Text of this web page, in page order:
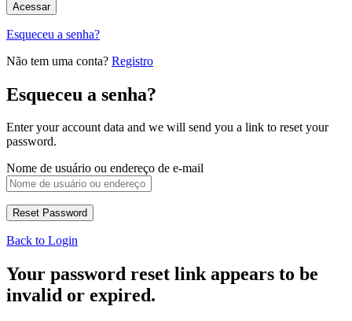
Esqueceu a senha?
Não tem uma conta? Registro
Esqueceu a senha?
Enter your account data and we will send you a link to reset your
password.
Nome de usuário ou endereço de e-mail
Back to Login
Your password reset link appears to be
invalid or expired.